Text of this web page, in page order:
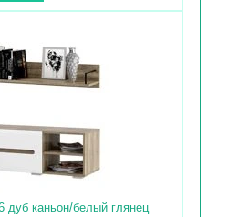
каньон/белый глянец